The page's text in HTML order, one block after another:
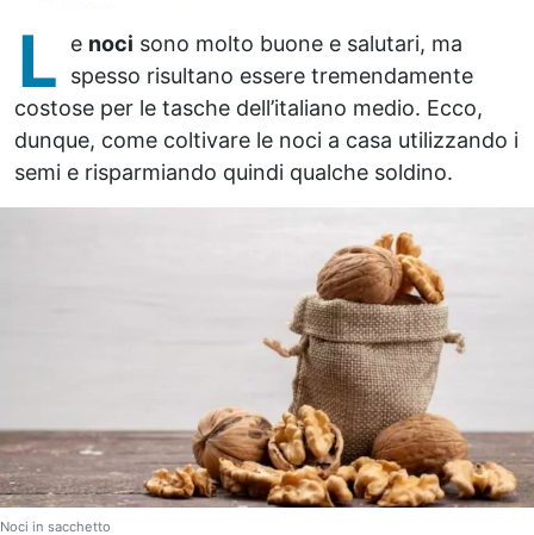
L e noci sono molto buone e salutari, ma
spesso risultano essere tremendamente
costose per le tasche dell’italiano medio. Ecco,
dunque, come coltivare le noci a casa utilizzando i
semi e risparmiando quindi qualche soldino.
Noci in sacchetto